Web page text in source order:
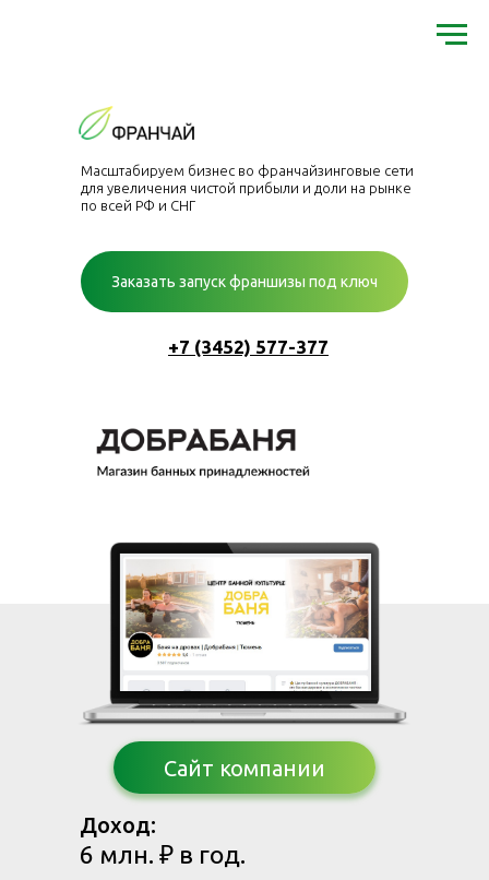
Масштабируем бизнес во франчайзинговые сети
для увеличения чистой прибыли и доли на рынке
по всей РФ и СНГ
+7 (3452) 577-377
Заказать запуск франшизы под ключ
Доход:
6 млн. ₽ в год.
Сайт компании